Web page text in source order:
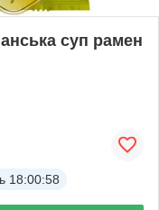
суп рамен
18:00:57